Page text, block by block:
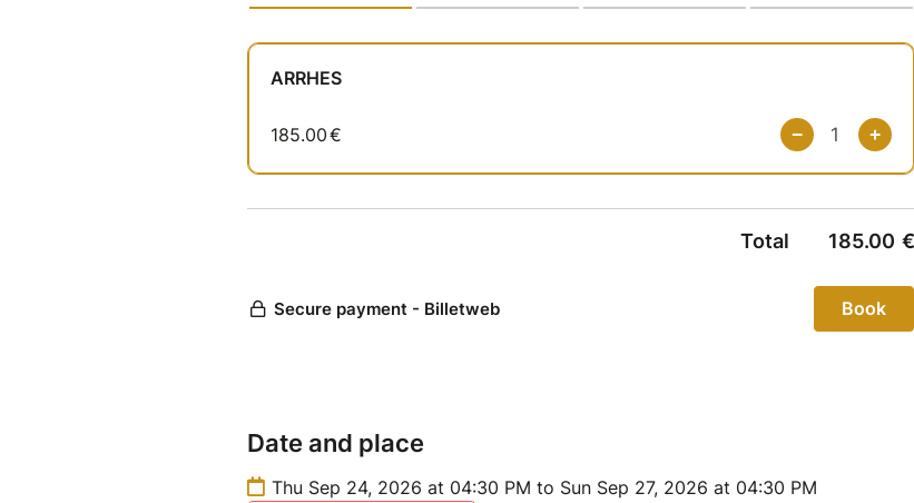
Date and place
Thu Sep 24, 2026 at 04:30 PM to Sun Sep 27, 2026 at 04:30 PM